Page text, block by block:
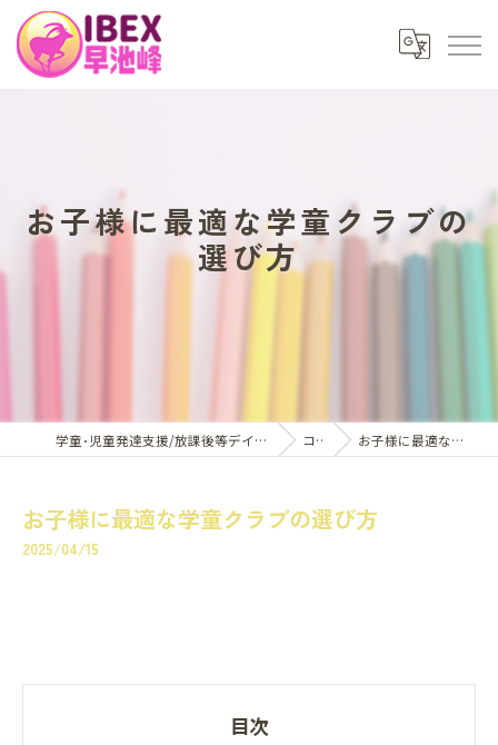
お子様に最適な学童クラブの
選び方
学童･児童発達支援/放課後等デイサービスはアイベックス早池峰 コラム お子様に最適な学童クラブの選び方
お子様に最適な学童クラブの選び方
2025/04/15
目次